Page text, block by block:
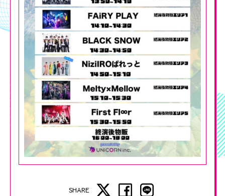
SHARE